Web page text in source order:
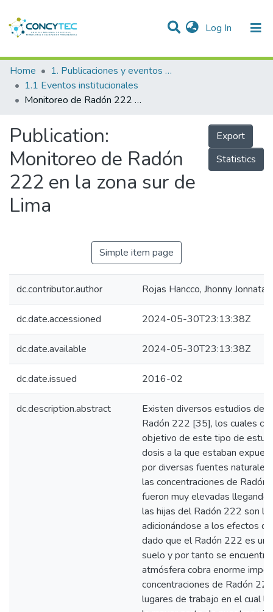
Log In (current)
Communities & Collections
Research Outputs
People
Statistics
Home
1. Publicaciones y eventos institucionales
1.1 Eventos institucionales
Monitoreo de Radón 222 en la zona sur de Lima
Publication:
Monitoreo de Radón
222 en la zona sur de
Lima
Export
Statistics
Simple item page
dc.contributor.author Rojas Hancco, Jhonny Jonnatan
dc.date.accessioned 2024-05-30T23:13:38Z
dc.date.available 2024-05-30T23:13:38Z
dc.date.issued 2016-02
dc.description.abstract
Existen diversos estudios de
Radón 222 [35], los cuales
objetivo de este tipo de
dosis a la que estaban
por diversas fuentes
las concentraciones de
fueron muy elevadas llegando
las hijas del Radón 222 son
adicionándose a los efectos
dado que el Radón 222 es un
suelo y por tanto se
atmósfera cobra enorme
concentraciones de Radón
lugares de trabajo en el cual